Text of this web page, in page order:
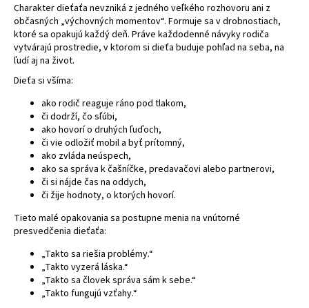
Charakter dieťaťa nevzniká z jedného veľkého rozhovoru ani z
občasných „výchovných momentov“. Formuje sa v drobnostiach,
ktoré sa opakujú každý deň. Práve každodenné návyky rodiča
vytvárajú prostredie, v ktorom si dieťa buduje pohľad na seba, na
ľudí aj na život.
Dieťa si všíma:
ako rodič reaguje ráno pod tlakom,
či dodrží, čo sľúbi,
ako hovorí o druhých ľuďoch,
či vie odložiť mobil a byť prítomný,
ako zvláda neúspech,
ako sa správa k čašníčke, predavačovi alebo partnerovi,
či si nájde čas na oddych,
či žije hodnoty, o ktorých hovorí.
Tieto malé opakovania sa postupne menia na vnútorné
presvedčenia dieťaťa:
„Takto sa riešia problémy.“
„Takto vyzerá láska.“
„Takto sa človek správa sám k sebe.“
„Takto fungujú vzťahy.“
t
r
e
b
u
j
s